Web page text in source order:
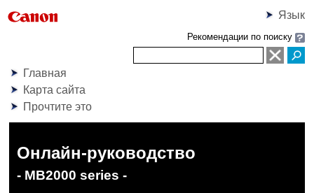
Язык
Рекомендации по поиску
Главная
Карта сайта
Прочтите это
Онлайн-руководство
- MB2000 series -